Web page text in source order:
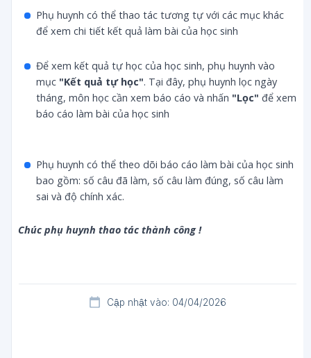
Phụ huynh có thể thao tác tương tự với các mục khác
để xem chi tiết kết quả làm bài của học sinh
Để xem kết quả tự học của học sinh, phụ huynh vào
mục "Kết quả tự học". Tại đây, phụ huynh lọc ngày
tháng, môn học cần xem báo cáo và nhấn "Lọc" để xem
báo cáo làm bài của học sinh
Phụ huynh có thể theo dõi báo cáo làm bài của học sinh
bao gồm: số câu đã làm, số câu làm đúng, số câu làm
sai và độ chính xác.
Chúc phụ huynh thao tác thành công !
Cập nhật vào: 04/04/2026